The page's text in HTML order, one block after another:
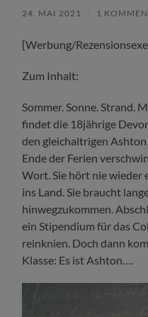
24. MAI 2021 1
[Werbung/
Zum Inhalt:
Sommer. Sonne. Strand.
findet die 18jährige
den gleichaltrigen
Ende der Ferien
Wort. Sie hört nie wieder
ins Land. Sie braucht
hinwegzukommen.
ein Stipendium für das
reinknien. Doch dann
Klasse: Es ist Ashton….